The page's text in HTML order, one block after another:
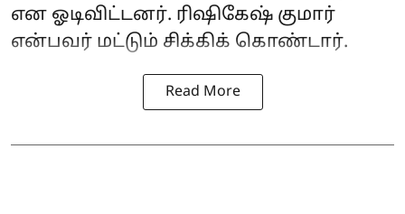
என ஓடிவிட்டனர். ரிஷிகேஷ் குமார்
என்பவர் மட்டும் சிக்கிக் கொண்டார்.
Read More